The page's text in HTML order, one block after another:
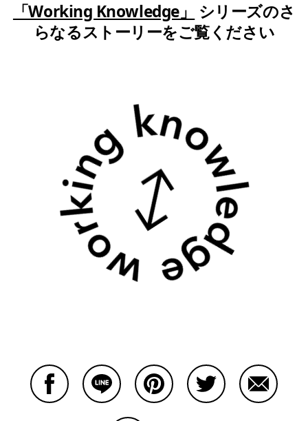
「Working Knowledge」
シリーズのさ
らなるストーリーをご覧ください